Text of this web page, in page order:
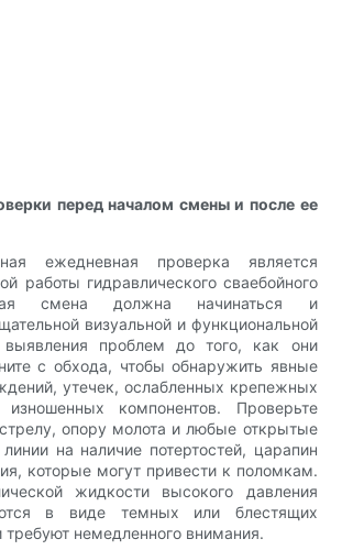
перед началом смены и после ее
ежедневная проверка является
работы гидравлического сваебойного
смена должна начинаться и
визуальной и функциональной
проблем до того, как они
с обхода, чтобы обнаружить явные
утечек, ослабленных крепежных
компонентов. Проверьте
опору молота и любые открытые
на наличие потертостей, царапин
которые могут привести к поломкам.
жидкости высокого давления
в виде темных или блестящих
немедленного внимания.